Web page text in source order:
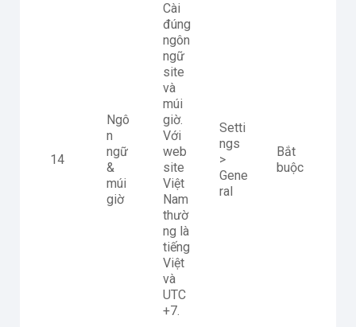
14
Ngô
n
ngữ
&
múi
giờ
Cài
đúng
ngôn
ngữ
site
và
múi
giờ.
Với
web
site
Việt
Nam
thườ
ng là
tiếng
Việt
và
UTC
+7.
Setti
ngs
>
Gene
ral
Bắt
buộc